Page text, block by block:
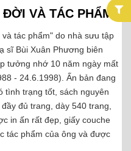
VÀ TÁC PHẨM
tác phẩm" do nhà sưu tập
sĩ Bùi Xuân Phương biên
tưởng nhớ 10 năm ngày mất
- 24.6.1998). Ấn bản đang
tình trạng tốt, sách nguyên
đủ trang, dày 540 trang,
in ấn rất đẹp, giấy couche
tác phẩm của ông và được